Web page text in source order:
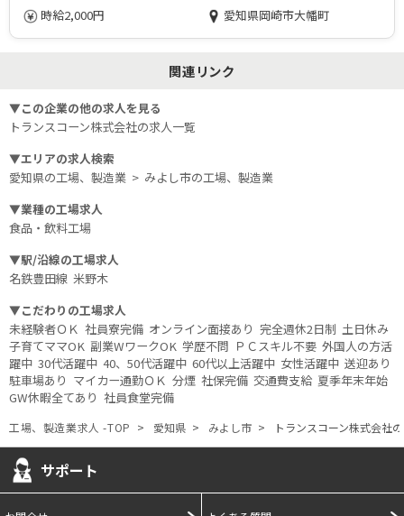
時給2,000円
愛知県岡崎市大幡町
関連リンク
▼この企業の他の求人を見る
トランスコーン株式会社の求人一覧
▼エリアの求人検索
愛知県の工場、製造業 > みよし市の工場、製造業
▼業種の工場求人
食品・飲料工場
▼駅/沿線の工場求人
名鉄豊田線 米野木
▼こだわりの工場求人
未経験者ＯＫ 社員寮完備 オンライン面接あり 完全週休2日制 土日休み
子育てママOK 副業WワークOK 学歴不問 ＰＣスキル不要 外国人の方活
躍中 30代活躍中 40、50代活躍中 60代以上活躍中 女性活躍中 送迎あり
駐車場あり マイカー通勤ＯＫ 分煙 社保完備 交通費支給 夏季年末年始
GW休暇全てあり 社員食堂完備
工場、製造業求人 -TOP 愛知県 みよし市 トランスコーン株式会社
サポート